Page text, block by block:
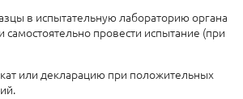
в испытательную лабораторию органа
самостоятельно провести испытание (при
или декларацию при положительных